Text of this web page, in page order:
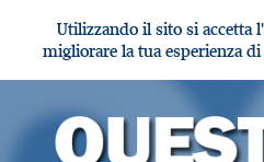
Utilizzando il sito si accetta
migliorare la tua esperienza